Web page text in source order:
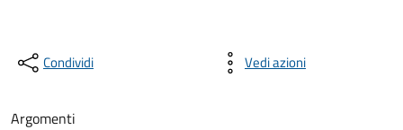
Condividi Vedi azioni
Argomenti